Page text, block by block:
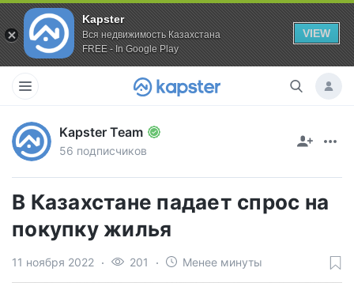
Kapster
Вся недвижимость Казахстана
FREE - In Google Play
VIEW
Kapster Team
56 подписчиков
В Казахстане падает спрос на
покупку жилья
11 ноября 2022 201 Менее минуты